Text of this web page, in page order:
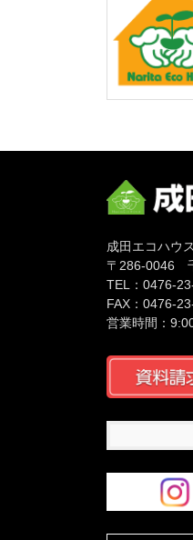
成田エコハウ
〒286-0046
TEL：0476-
FAX：0476-
営業時間：